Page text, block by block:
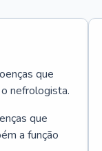
que
nefrologista.
que
a função